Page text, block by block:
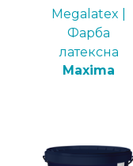
Megalatex |
Фарба
латексна
Maxima